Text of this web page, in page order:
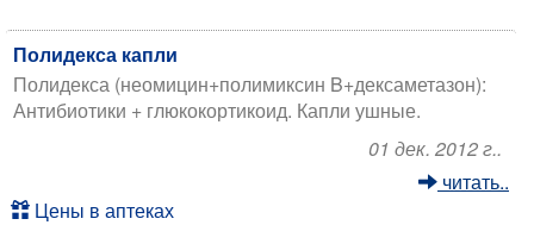
Полидекса капли
Полидекса (неомицин+полимиксин B+дексаметазон):
Антибиотики + глюкокортикоид. Капли ушные.
01 дек. 2012 г..
читать..
Цены в аптеках